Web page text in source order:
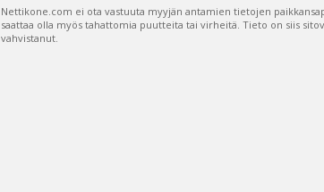
Nettikone.com ei ota vastuuta myyjän antamien tietojen
saattaa olla myös tahattomia puutteita tai virheitä. Tieto on siis
vahvistanut.